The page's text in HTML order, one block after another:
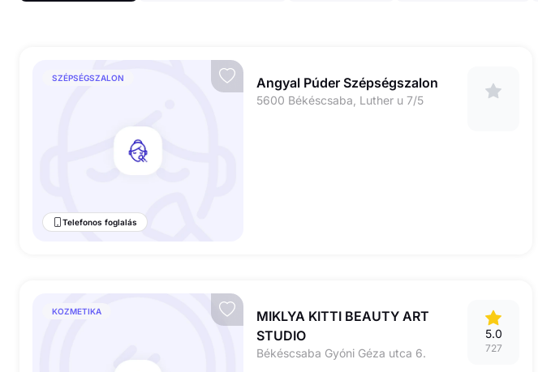
SZÉPSÉGSZALON
Telefonos foglalás
Angyal Púder Szépségszalon
5600 Békéscsaba, Luther u 7/5
KOZMETIKA
MIKLYA KITTI BEAUTY ART
STUDIO
Békéscsaba Gyóni Géza utca 6.
5.0
727